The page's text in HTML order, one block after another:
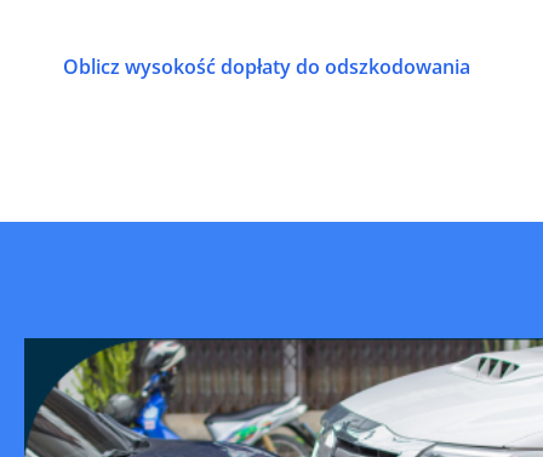
Oblicz wysokość dopłaty do odszkodowania